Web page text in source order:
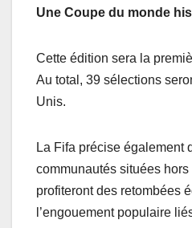
Une Coupe du monde
Cette édition sera la
Au total, 39 sélections
Unis.
La Fifa précise également
communautés situées
profiteront des retombées
l’engouement populaire